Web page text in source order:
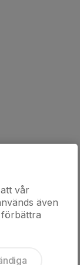
vår
även